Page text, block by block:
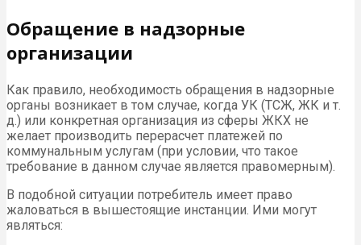
Обращение в надзорные
организации
Как правило, необходимость обращения в надзорные
органы возникает в том случае, когда УК (ТСЖ, ЖК и т.
д.) или конкретная организация из сферы ЖКХ не
желает производить перерасчет платежей по
коммунальным услугам (при условии, что такое
требование в данном случае является правомерным).
В подобной ситуации потребитель имеет право
жаловаться в вышестоящие инстанции. Ими могут
являться: